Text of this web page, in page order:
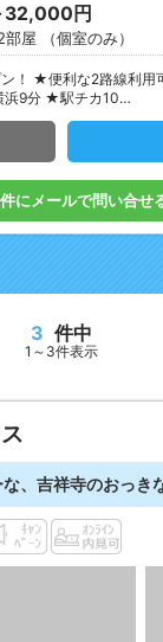
円
部屋 （個室のみ）
！ ★便利な2路線利用
浜9分 ★駅チカ10…
にメールで問い合せ
3 件中
1～3件表示
、吉祥寺のおっき